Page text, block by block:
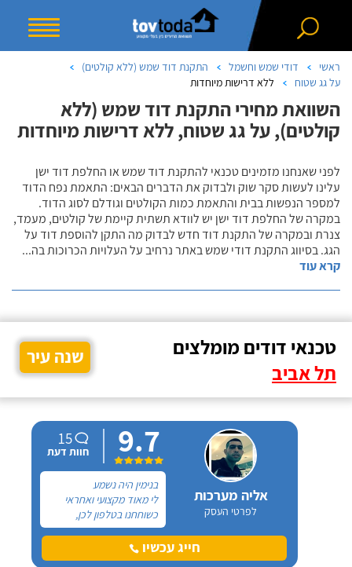
ראשי דודי שמש וחשמל
התקנת דוד שמש (ללא קולטים)
על גג שטוח
ללא דרישות מיוחדות
השוואת מחירי התקנת דוד שמש (ללא
קולטים), על גג שטוח, ללא דרישות מיוחדות
לפני שאנחנו מזמינים טכנאי להתקנת דוד שמש או החלפת דוד ישן
עלינו לעשות סקר שוק ולבדוק את הדברים הבאים: התאמת נפח הדוד
למספר הנפשות בבית והתאמת כמות הקולטים וגודלם לסוג הדוד.
במקרה של החלפת דוד ישן יש לוודא תשתית קיימת של קולטים, מעמד,
צנרת ובמקרה של התקנת דוד חדש לבדוק מה התקן להוספת דוד על
הגג. בסיווג התקנת דודי שמש באתר נרחיב על העלויות הכרוכות בה...
קרא עוד
טכנאי דודים מומלצים
תל אביב
שנה עיר
אליה מערכות
לפרטי העסק
9.7
15
חוות דעת
בנימין היה נשמע
לי מאוד מקצועי ואחראי
כשוחחנו בטלפון לכן,
הזמנתי אותו להחלפת דוד
שמש וקולטים בבניין בו אני
גרה והוא אכן נתן שירות
חייג עכשיו